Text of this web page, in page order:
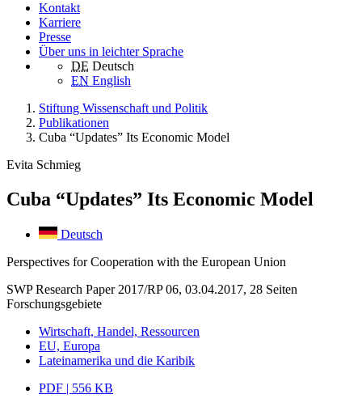
Kontakt
Karriere
Presse
Über uns in leichter Sprache
DE Deutsch
EN English
Stiftung Wissenschaft und Politik
Publikationen
Cuba “Updates” Its Economic Model
Evita Schmieg
Cuba “Updates” Its Economic Model
Deutsch
Perspectives for Cooperation with the European Union
SWP Research Paper 2017/RP 06, 03.04.2017, 28 Seiten
Forschungsgebiete
Wirtschaft, Handel, Ressourcen
EU, Europa
Lateinamerika und die Karibik
PDF | 556 KB